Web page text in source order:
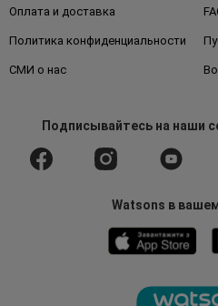
Оплата и доставка
Политика конфиденциальности
СМИ о нас
Подписывайтесьна наши
Watsons в